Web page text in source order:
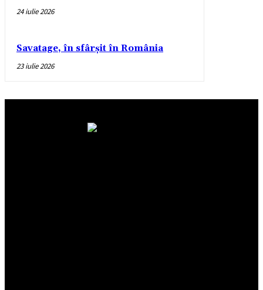
24 iulie 2026
Savatage, în sfârșit în România
23 iulie 2026